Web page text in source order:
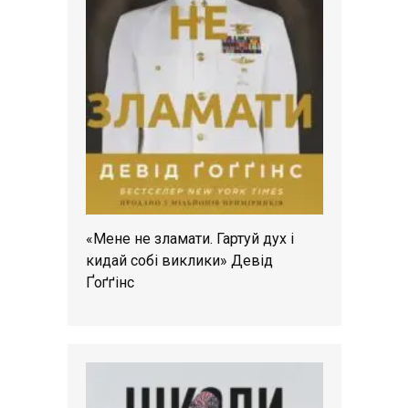
«Мене не зламати. Гартуй дух і
кидай собі виклики» Девід
Ґоґґінс